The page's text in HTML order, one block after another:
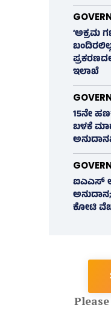
‘ಅಕ್ರಮ
ಇಲಾಖೆ
15ನೇ
ಬಳಕೆ
ಐಎಎಸ್‌
ಕೋಟಿ